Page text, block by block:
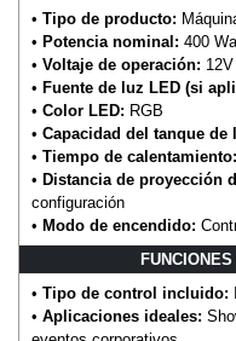
• Tipo de producto:
• Potencia nominal: 400
• Voltaje de operación:
• Fuente de luz LED (si
• Color LED: RGB
• Capacidad del tanque de
• Tiempo de calentamiento:
• Distancia de proyección
configuración
• Modo de encendido:
• Tipo de control incluido:
• Aplicaciones ideales: